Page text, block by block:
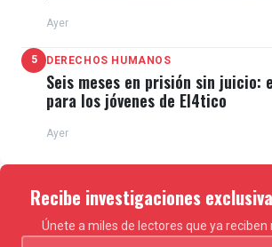
Ayer
5 DERECHOS HUMANOS
Seis meses en prisión sin juicio:
para los jóvenes de El4tico
Ayer
Recibe investigaciones
Únete a miles de lectores que ya reciben